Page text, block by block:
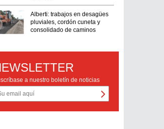
Alberti: trabajos en desagües
pluviales, cordón cuneta y
consolidado de caminos
a nuestro boletín de noticias